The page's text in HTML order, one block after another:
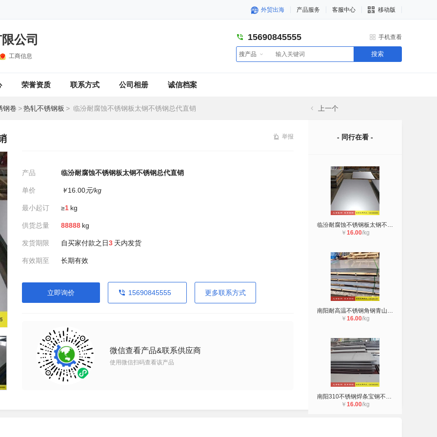
外贸出海 产品服务 客服中心 移动版
公司
工商信息
15690845555 手机查看
搜产品 搜索
荣誉资质 联系方式 公司相册 诚信档案
钢卷 >热轧不锈钢板 > 临汾耐腐蚀不锈钢板太钢不锈钢总代直销 上一个
举报
产品 临汾耐腐蚀不锈钢板太钢不锈钢总代直销
单价 ￥16.00元/kg
最小起订 ≥1 kg
供货总量 88888 kg
发货期限 自买家付款之日3 天内发货
有效期至 长期有效
立即询价 15690845555 更多联系方式
微信查看产品&联系供应商
使用微信扫码查看该产品
- 同行在看 -
临汾耐腐蚀不锈钢板太钢不锈钢总代直
￥ 16.00/kg
南阳耐高温不锈钢角钢青山不锈钢厂家
￥ 16.00/kg
南阳310不锈钢焊条宝钢不锈钢批发销
￥ 16.00/kg